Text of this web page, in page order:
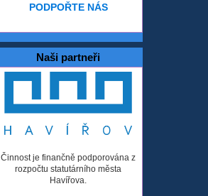
PODPOŘTE NÁS
Naši partneři
Činnost je finančně podporována z
rozpočtu statutárního města
Havířova.